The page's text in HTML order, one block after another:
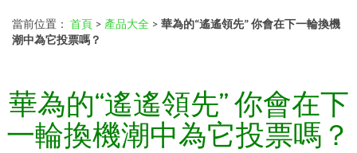
當前位置： 首頁 > 產品大全 > 華為的“遙遙領先” 你會在下一輪換機
潮中為它投票嗎？
華為的“遙遙領先” 你會在下
一輪換機潮中為它投票嗎？